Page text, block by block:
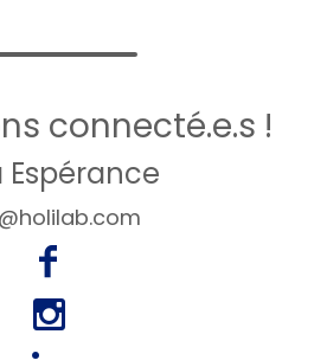
connecté.e.s !
Espérance